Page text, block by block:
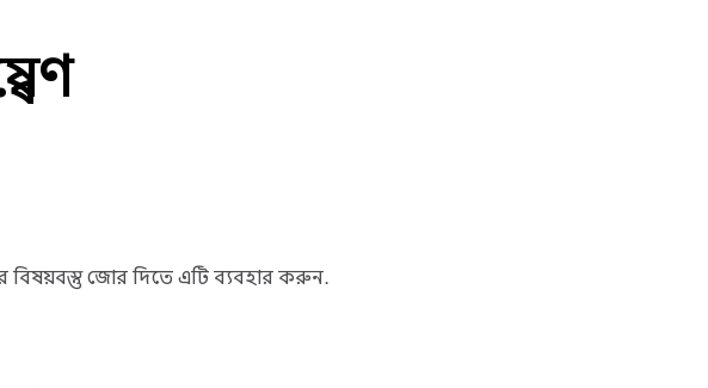
বিষয়বস্তু জোর দিতে এটি ব্যবহার করুন.